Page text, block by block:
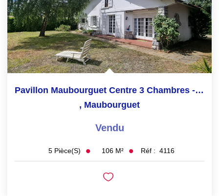
Pavillon Maubourguet Centre 3 Chambres -terrain 1040m²
, Maubourguet
Vendu
5 Pièce(s) 106 M² Réf : 4116